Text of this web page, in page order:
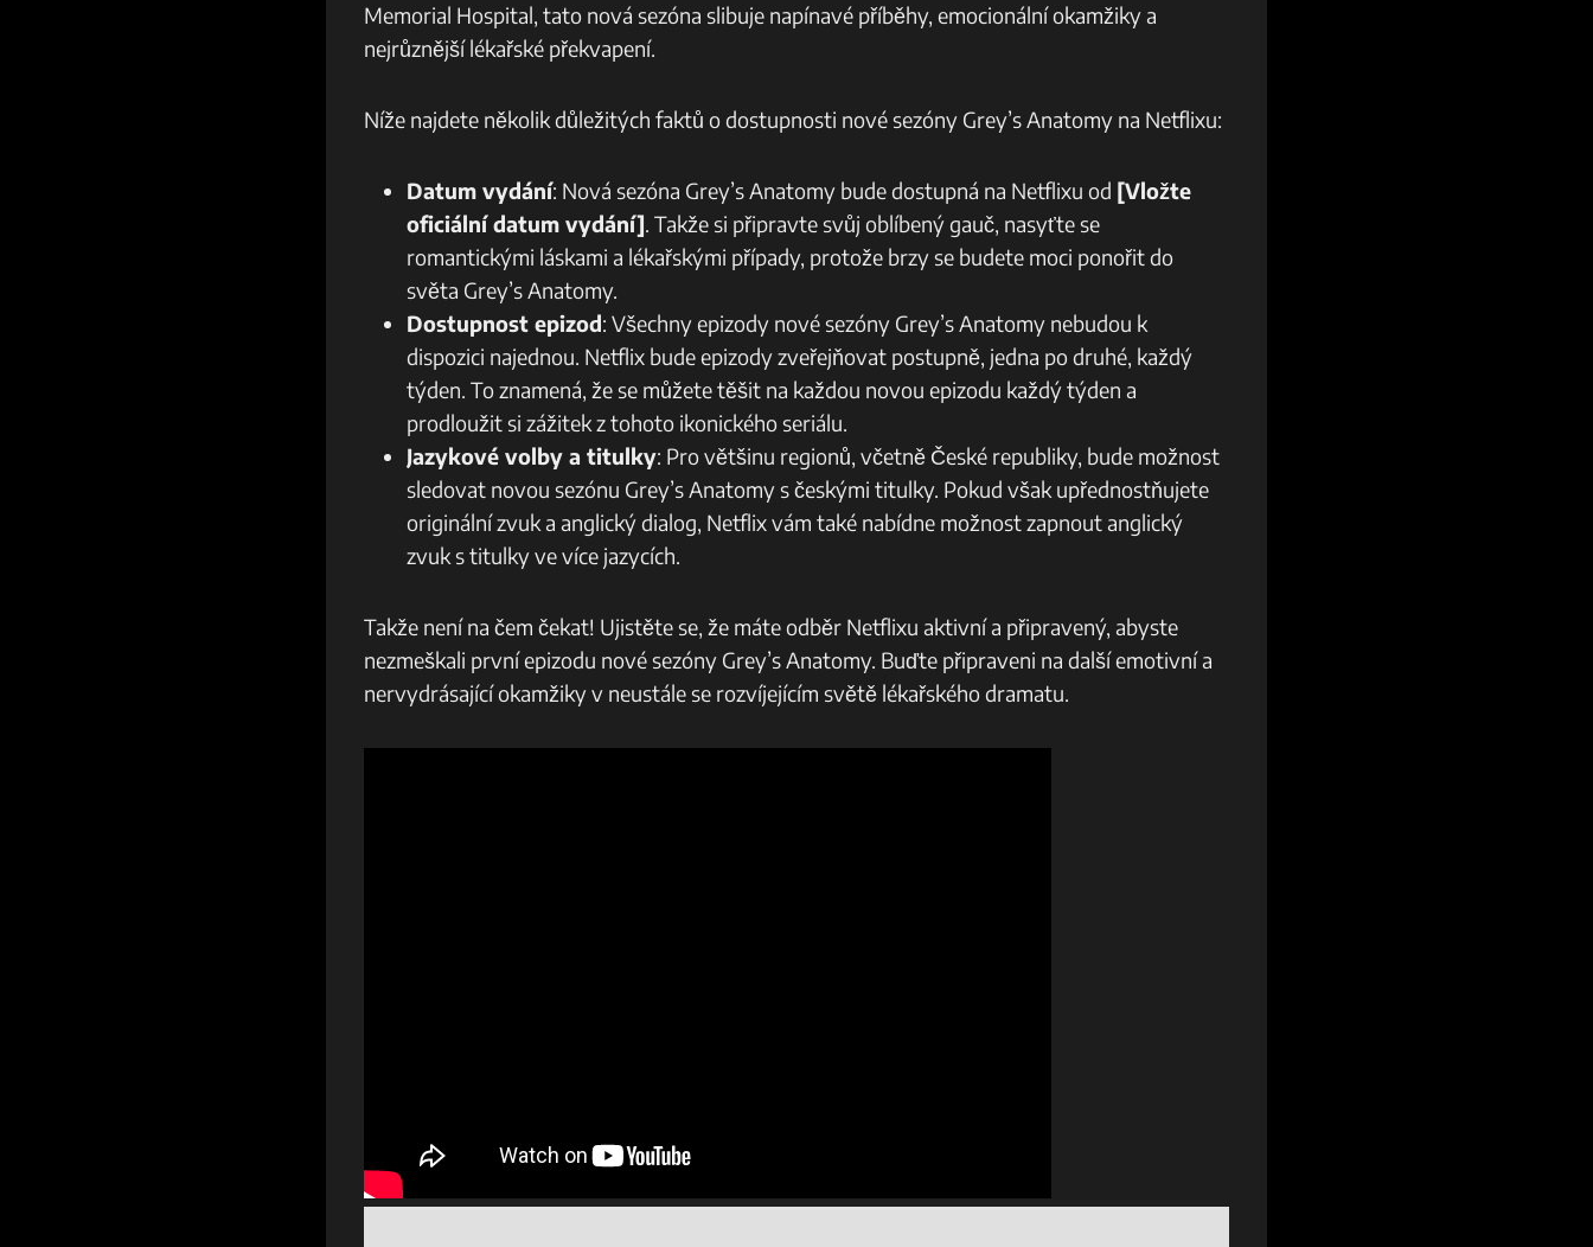
Memorial Hospital, tato nová sezóna slibuje napínavé příběhy, emocionální okamžiky a
nejrůznější lékařské překvapení.
Níže najdete několik důležitých faktů o dostupnosti nové sezóny Grey’s Anatomy na Netflixu:
Datum vydání: Nová sezóna Grey’s Anatomy bude dostupná na Netflixu od [Vložte
oficiální datum vydání]. Takže si připravte svůj oblíbený gauč, nasyťte se
romantickými láskami a lékařskými případy, protože brzy se budete moci ponořit do
světa Grey’s Anatomy.
Dostupnost epizod: Všechny epizody nové sezóny Grey’s Anatomy nebudou k
dispozici najednou. Netflix bude epizody zveřejňovat postupně, jedna po druhé, každý
týden. To znamená, že se můžete těšit na každou novou epizodu každý týden a
prodloužit si zážitek z tohoto ikonického seriálu.
Jazykové volby a titulky: Pro většinu regionů, včetně České republiky, bude možnost
sledovat novou sezónu Grey’s Anatomy s českými titulky. Pokud však upřednostňujete
originální zvuk a anglický dialog, Netflix vám také nabídne možnost zapnout anglický
zvuk s titulky ve více jazycích.
Takže není na čem čekat! Ujistěte se, že máte odběr Netflixu aktivní a připravený, abyste
nezmeškali první epizodu nové sezóny Grey’s Anatomy. Buďte připraveni na další emotivní a
nervydrásající okamžiky v neustále se rozvíjejícím světě lékařského dramatu.